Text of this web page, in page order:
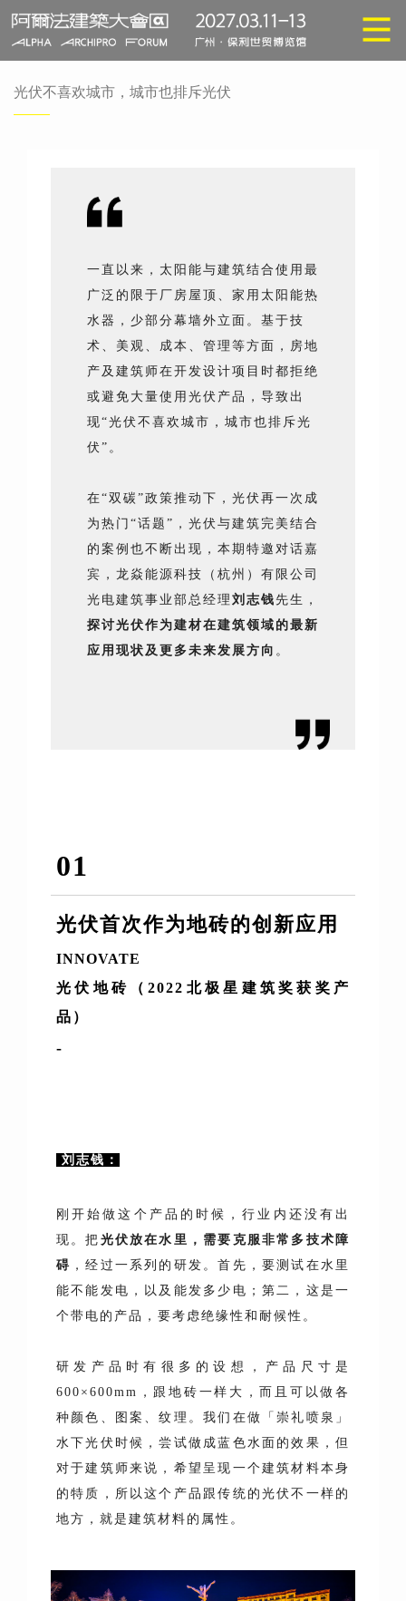
光伏不喜欢城市，城市也排斥光伏
一直以来，太阳能与建筑结合使用最
广泛的限于厂房屋顶、家用太阳能热
水器，少部分幕墙外立面。基于技
术、美观、成本、管理等方面，房地
产及建筑师在开发设计项目时都拒绝
或避免大量使用光伏产品，导致出
现“光伏不喜欢城市，城市也排斥光
伏”。
在“双碳”政策推动下，光伏再一次成
为热门“话题”，光伏与建筑完美结合
的案例也不断出现，本期特邀对话嘉
宾，龙焱能源科技（杭州）有限公司
光电建筑事业部总经理 刘志钱先生，
探讨光伏作为建材在建筑领域的最新
应用现状及更多未来发展方向 。
01
光伏首次作为地砖的创新应用
INNOVATE
光伏地砖（2022北极星建筑奖获奖产
品）
-
刘志钱：
刚开始做这个产品的时候，行业内还没有出
现。把 光伏放在水里，需要克服非常多技术障
碍 ，经过一系列的研发。首先，要测试在水里
能不能发电，以及能发多少电；第二，这是一
个带电的产品，要考虑绝缘性和耐候性。
研发产品时有很多的设想，产品尺寸是
600×600mm，跟地砖一样大，而且可以做各
种颜色、图案、纹理。我们在做「崇礼喷泉」
水下光伏时候，尝试做成蓝色水面的效果，但
对于建筑师来说，希望呈现一个建筑材料本身
的特质，所以这个产品跟传统的光伏不一样的
地方，就是建筑材料的属性。